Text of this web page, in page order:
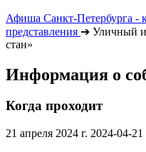
Афиша Санкт-Петербурга -
представления ➔ Уличный
стан»
Информация о
Когда проходит
21 апреля 2024 г. 2024-04-21